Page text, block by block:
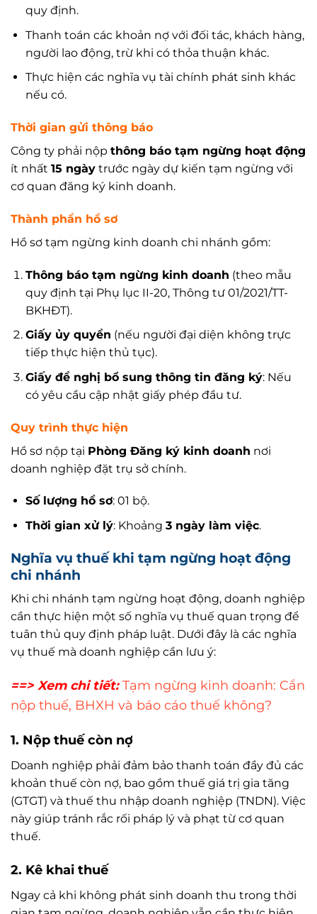
quy định.
Thanh toán các khoản nợ với đối tác, khách hàng,
người lao động, trừ khi có thỏa thuận khác.
Thực hiện các nghĩa vụ tài chính phát sinh khác
nếu có.
Thời gian gửi thông báo
Công ty phải nộp thông báo tạm ngừng hoạt động
ít nhất 15 ngày trước ngày dự kiến tạm ngừng với
cơ quan đăng ký kinh doanh.
Thành phần hồ sơ
Hồ sơ tạm ngừng kinh doanh chi nhánh gồm:
Thông báo tạm ngừng kinh doanh (theo mẫu
quy định tại Phụ lục II-20, Thông tư 01/2021/TT-
BKHĐT).
Giấy ủy quyền (nếu người đại diện không trực
tiếp thực hiện thủ tục).
Giấy đề nghị bổ sung thông tin đăng ký: Nếu
có yêu cầu cập nhật giấy phép đầu tư.
Quy trình thực hiện
Hồ sơ nộp tại Phòng Đăng ký kinh doanh nơi
doanh nghiệp đặt trụ sở chính.
Số lượng hồ sơ: 01 bộ.
Thời gian xử lý: Khoảng 3 ngày làm việc.
Nghĩa vụ thuế khi tạm ngừng hoạt động
chi nhánh
Khi chi nhánh tạm ngừng hoạt động, doanh nghiệp
cần thực hiện một số nghĩa vụ thuế quan trọng để
tuân thủ quy định pháp luật. Dưới đây là các nghĩa
vụ thuế mà doanh nghiệp cần lưu ý:
==> Xem chi tiết: Tạm ngừng kinh doanh: Cần
nộp thuế, BHXH và báo cáo thuế không?
1. Nộp thuế còn nợ
Doanh nghiệp phải đảm bảo thanh toán đầy đủ các
khoản thuế còn nợ, bao gồm thuế giá trị gia tăng
(GTGT) và thuế thu nhập doanh nghiệp (TNDN). Việc
này giúp tránh rắc rối pháp lý và phạt từ cơ quan
thuế.
2. Kê khai thuế
Ngay cả khi không phát sinh doanh thu trong thời